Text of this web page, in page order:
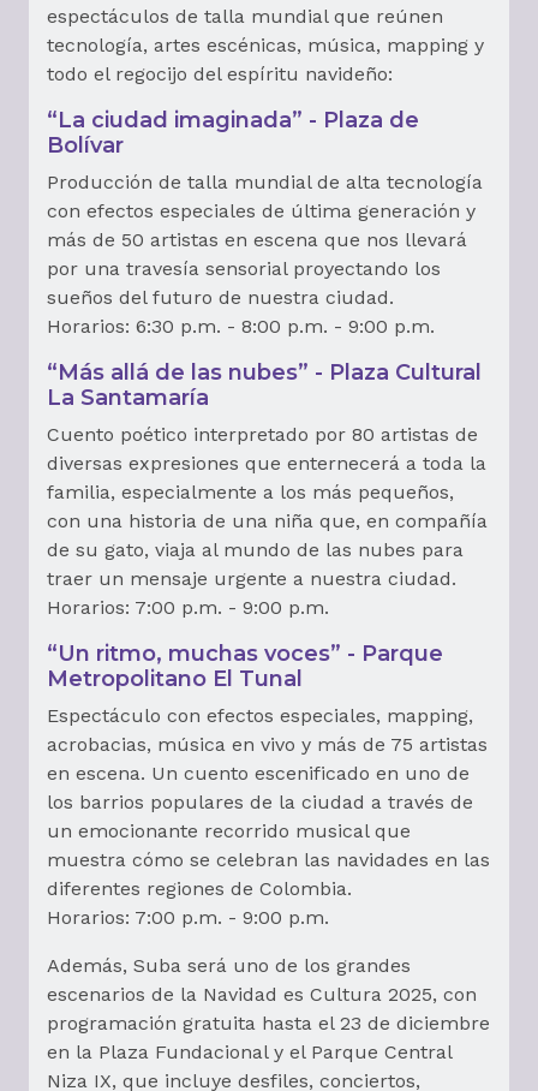
espectáculos de talla mundial que reúnen
tecnología, artes escénicas, música, mapping y
todo el regocijo del espíritu navideño:
“La ciudad imaginada” - Plaza de
Bolívar
Producción de talla mundial de alta tecnología
con efectos especiales de última generación y
más de 50 artistas en escena que nos llevará
por una travesía sensorial proyectando los
sueños del futuro de nuestra ciudad.
Horarios: 6:30 p.m. - 8:00 p.m. - 9:00 p.m.
“Más allá de las nubes” - Plaza Cultural
La Santamaría
Cuento poético interpretado por 80 artistas de
diversas expresiones que enternecerá a toda la
familia, especialmente a los más pequeños,
con una historia de una niña que, en compañía
de su gato, viaja al mundo de las nubes para
traer un mensaje urgente a nuestra ciudad.
Horarios: 7:00 p.m. - 9:00 p.m.
“Un ritmo, muchas voces” - Parque
Metropolitano El Tunal
Espectáculo con efectos especiales, mapping,
acrobacias, música en vivo y más de 75 artistas
en escena. Un cuento escenificado en uno de
los barrios populares de la ciudad a través de
un emocionante recorrido musical que
muestra cómo se celebran las navidades en las
diferentes regiones de Colombia.
Horarios: 7:00 p.m. - 9:00 p.m.
Además, Suba será uno de los grandes
escenarios de la Navidad es Cultura 2025, con
programación gratuita hasta el 23 de diciembre
en la Plaza Fundacional y el Parque Central
Niza IX, que incluye desfiles, conciertos,